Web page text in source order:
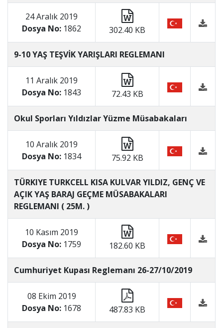
24 Aralık 2019
Dosya No: 1862 302.40 KB
9-10 YAŞ TEŞVİK YARIŞLARI REGLEMANI
11 Aralık 2019
Dosya No: 1843 72.43 KB
Okul Sporları Yıldızlar Yüzme Müsabakaları
10 Aralık 2019
Dosya No: 1834 75.92 KB
TÜRKIYE TURKCELL KISA KULVAR YILDIZ, GENÇ VE
AÇIK YAŞ BARAJ GEÇME MÜSABAKALARI
REGLEMANI ( 25M. )
10 Kasım 2019
Dosya No: 1759 182.60 KB
Cumhuriyet Kupası Reglemanı 26-27/10/2019
08 Ekim 2019
Dosya No: 1678 487.83 KB